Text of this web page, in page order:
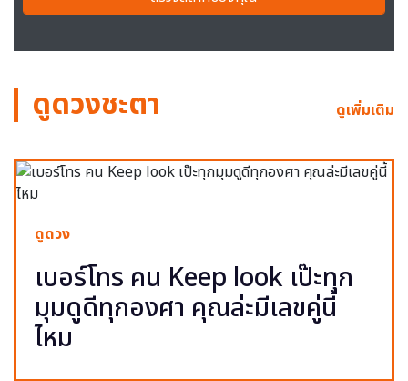
ดูดวงชะตา ดูเพิ่มเติม
ดูดวง
เบอร์โทร คน Keep look เป๊ะทุก
มุมดูดีทุกองศา คุณล่ะมีเลขคู่นี้
ไหม